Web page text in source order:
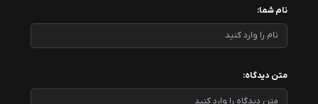
نام شما:
متن دیدگاه: